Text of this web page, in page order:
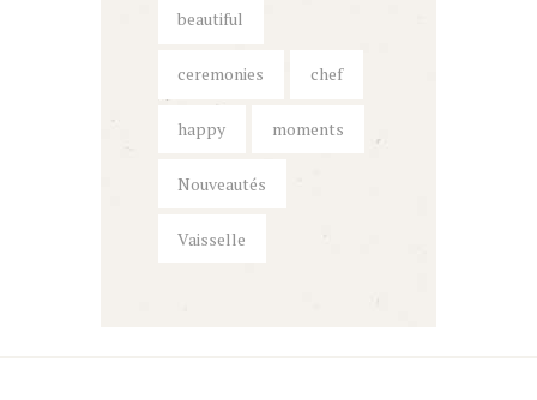
beautiful
ceremonies chef
happy moments
Nouveautés
Vaisselle